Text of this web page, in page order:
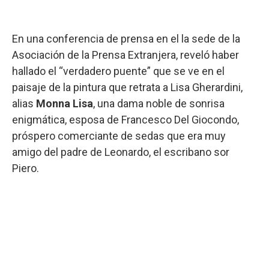
En una conferencia de prensa en el la sede de la
Asociación de la Prensa Extranjera, reveló haber
hallado el “verdadero puente” que se ve en el
paisaje de la pintura que retrata a Lisa Gherardini,
alias Monna Lisa, una dama noble de sonrisa
enigmática, esposa de Francesco Del Giocondo,
próspero comerciante de sedas que era muy
amigo del padre de Leonardo, el escribano sor
Piero.